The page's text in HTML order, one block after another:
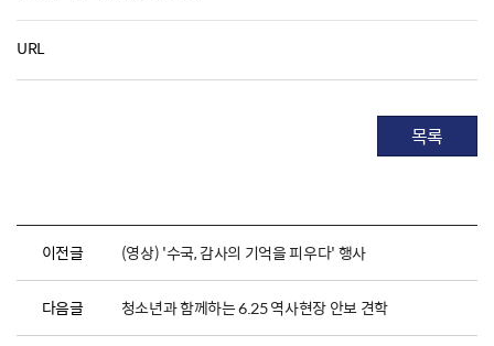
URL
목록
이전글 (영상) '수국, 감사의 기억을 피우다' 행사
다음글 청소년과 함께하는 6.25 역사현장 안보 견학